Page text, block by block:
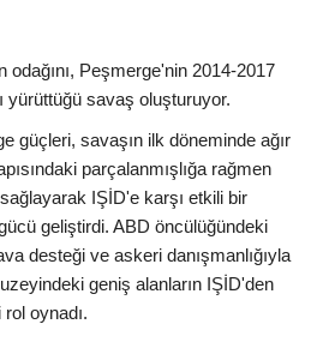
odağını, Peşmerge'nin 2014-2017
yürüttüğü savaş oluşturuyor.
güçleri, savaşın ilk döneminde ağır
parçalanmışlığa rağmen
IŞİD'e karşı etkili bir
geliştirdi. ABD öncülüğündeki
desteği ve askeri danışmanlığıyla
geniş alanların IŞİD'den
oynadı.